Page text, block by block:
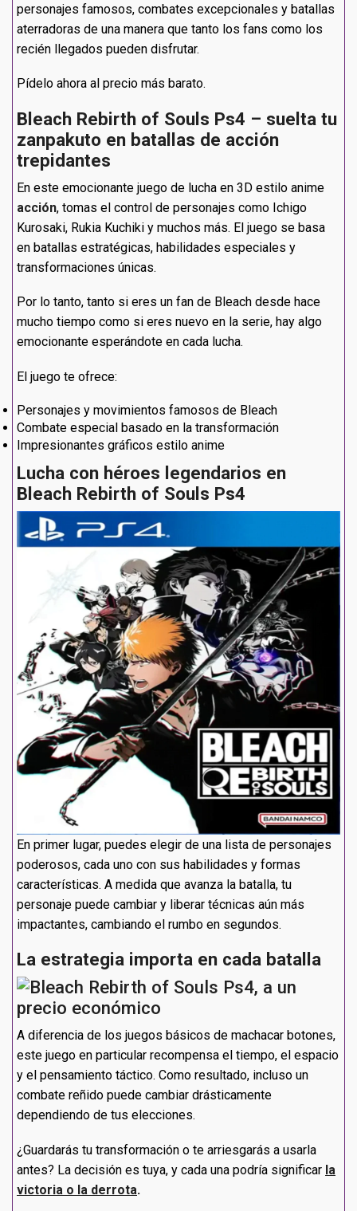
personajes famosos, combates excepcionales y batallas
aterradoras de una manera que tanto los fans como los
recién llegados pueden disfrutar.
Pídelo ahora al precio más barato.
Bleach Rebirth of Souls Ps4 – suelta tu
zanpakuto en batallas de acción
trepidantes
En este emocionante juego de lucha en 3D estilo anime
acción, tomas el control de personajes como Ichigo
Kurosaki, Rukia Kuchiki y muchos más. El juego se basa
en batallas estratégicas, habilidades especiales y
transformaciones únicas.
Por lo tanto, tanto si eres un fan de Bleach desde hace
mucho tiempo como si eres nuevo en la serie, hay algo
emocionante esperándote en cada lucha.
El juego te ofrece:
Personajes y movimientos famosos de Bleach
Combate especial basado en la transformación
Impresionantes gráficos estilo anime
Lucha con héroes legendarios en
Bleach Rebirth of Souls Ps4
En primer lugar, puedes elegir de una lista de personajes
poderosos, cada uno con sus habilidades y formas
características. A medida que avanza la batalla, tu
personaje puede cambiar y liberar técnicas aún más
impactantes, cambiando el rumbo en segundos.
La estrategia importa en cada batalla
A diferencia de los juegos básicos de machacar botones,
este juego en particular recompensa el tiempo, el espacio
y el pensamiento táctico. Como resultado, incluso un
combate reñido puede cambiar drásticamente
dependiendo de tus elecciones.
¿Guardarás tu transformación o te arriesgarás a usarla
antes? La decisión es tuya, y cada una podría significar la
victoria o la derrota.